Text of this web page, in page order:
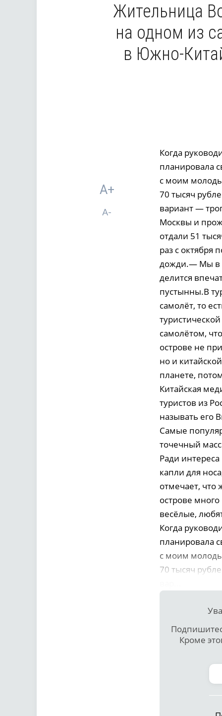
Жительница
на одном из
в Южно-
A+
A-
Когда
планировала
с моим
70 тысяч
вариант —
Москвы и
отдали 51
раз с октября
дожди.— Мы в
делится
пустынны.В
самолёт, то
самолётом,
острове не
но и
планете,
Китайская
туристов из
называть его
Самые
точечный
Ради
капли для
отмечает,
острове
весёлые,
Когда
планировала
с моим
70 тысяч
Кроме